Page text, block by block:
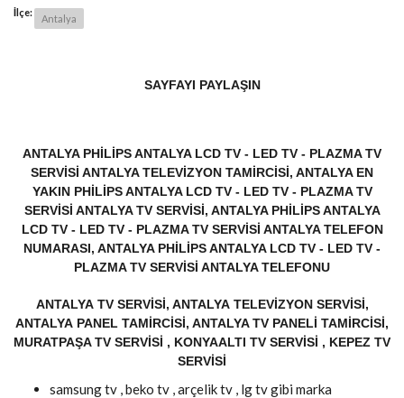
İlçe:
Antalya
SAYFAYI PAYLAŞIN
ANTALYA PHILIPS ANTALYA LCD TV - LED TV - PLAZMA TV
SERVISI ANTALYA TELEVIZYON TAMIRCISI, ANTALYA EN
YAKIN PHILIPS ANTALYA LCD TV - LED TV - PLAZMA TV
SERVISI ANTALYA TV SERVISI, ANTALYA PHILIPS ANTALYA
LCD TV - LED TV - PLAZMA TV SERVISI ANTALYA TELEFON
NUMARASI, ANTALYA PHILIPS ANTALYA LCD TV - LED TV -
PLAZMA TV SERVISI ANTALYA TELEFONU
ANTALYA TV SERVISI, ANTALYA TELEVIZYON SERVISI,
ANTALYA PANEL TAMIRCISI, ANTALYA TV PANELI TAMIRCISI,
MURATPAŞA TV SERVISI , KONYAALTI TV SERVISI , KEPEZ TV
SERVISI
samsung tv , beko tv , arçelik tv , lg tv gibi marka